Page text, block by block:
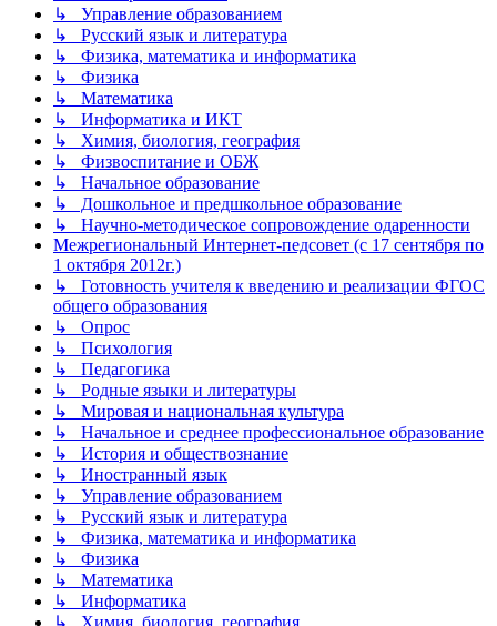
↳ Управление образованием
↳ Русский язык и литература
↳ Физика, математика и информатика
↳ Физика
↳ Математика
↳ Информатика и ИКТ
↳ Химия, биология, география
↳ Физвоспитание и ОБЖ
↳ Начальное образование
↳ Дошкольное и предшкольное образование
↳ Научно-методическое сопровождение одаренности
Межрегиональный Интернет-педсовет (с 17 сентября по
1 октября 2012г.)
↳ Готовность учителя к введению и реализации ФГОС
общего образования
↳ Опрос
↳ Психология
↳ Педагогика
↳ Родные языки и литературы
↳ Мировая и национальная культура
↳ Начальное и среднее профессиональное образование
↳ История и обществознание
↳ Иностранный язык
↳ Управление образованием
↳ Русский язык и литература
↳ Физика, математика и информатика
↳ Физика
↳ Математика
↳ Информатика
↳ Химия, биология, география